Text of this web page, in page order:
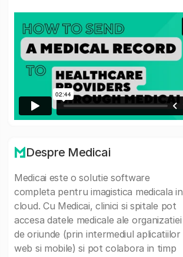
Despre Medicai
Medicai este o solutie software
completa pentru imagistica medicala in
cloud. Cu Medicai, clinici si spitale pot
accesa datele medicale ale organizatiei
de oriunde (prin intermediul aplicatiilor
web si mobile) si pot colabora in timp